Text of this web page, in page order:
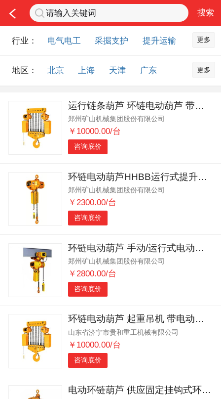
行业： 电气电工 采掘支护
提升运输
排水设备
钻探设备
非金属品
化工化学
安防设备
矿用物资
应急救援
智能制造
农业机械
交通机械
更多
地区： 北京 上海 天津
广东
内蒙古 黑龙江
吉林
辽宁
江苏 浙江
湖北
安徽
陕西
西藏 甘肃
青海
海南 新疆
台湾
澳门 国外地区
更多
运行链条葫芦 环链电动葫芦 带电动跑车固定 厂家直销
郑州矿山机械集团股份有限公司
￥10000.00/台
咨询底价
环链电动葫芦HHBB运行式提升机低净空鬼头起重环链葫芦
郑州矿山机械集团股份有限公司
￥2300.00/台
咨询底价
环链电动葫芦 手动/运行式电动葫芦 多型号起升链条葫芦可定制
郑州矿山机械集团股份有限公司
￥2800.00/台
咨询底价
环链电动葫芦 起重吊机 带电动跑车固定/运行链条葫芦
山东省济宁市贵和重工机械有限公司
￥10000.00/台
咨询底价
电动环链葫芦 供应固定挂钩式环链电动提升机环链葫芦